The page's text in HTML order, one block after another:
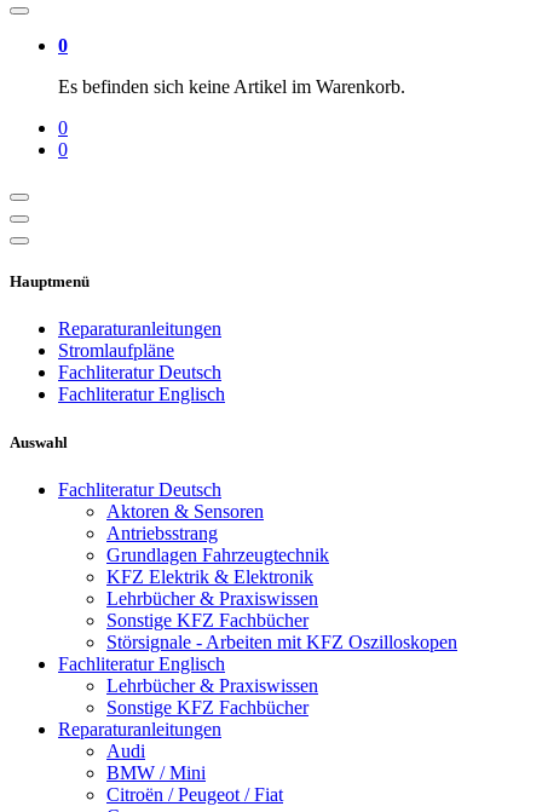
0
Es befinden sich keine Artikel im Warenkorb.
0
0
Hauptmenü
Reparaturanleitungen
Stromlaufpläne
Fachliteratur Deutsch
Fachliteratur Englisch
Auswahl
Fachliteratur Deutsch
Aktoren & Sensoren
Antriebsstrang
Grundlagen Fahrzeugtechnik
KFZ Elektrik & Elektronik
Lehrbücher & Praxiswissen
Sonstige KFZ Fachbücher
Störsignale - Arbeiten mit KFZ Oszilloskopen
Fachliteratur Englisch
Lehrbücher & Praxiswissen
Sonstige KFZ Fachbücher
Reparaturanleitungen
Audi
BMW / Mini
Citroën / Peugeot / Fiat